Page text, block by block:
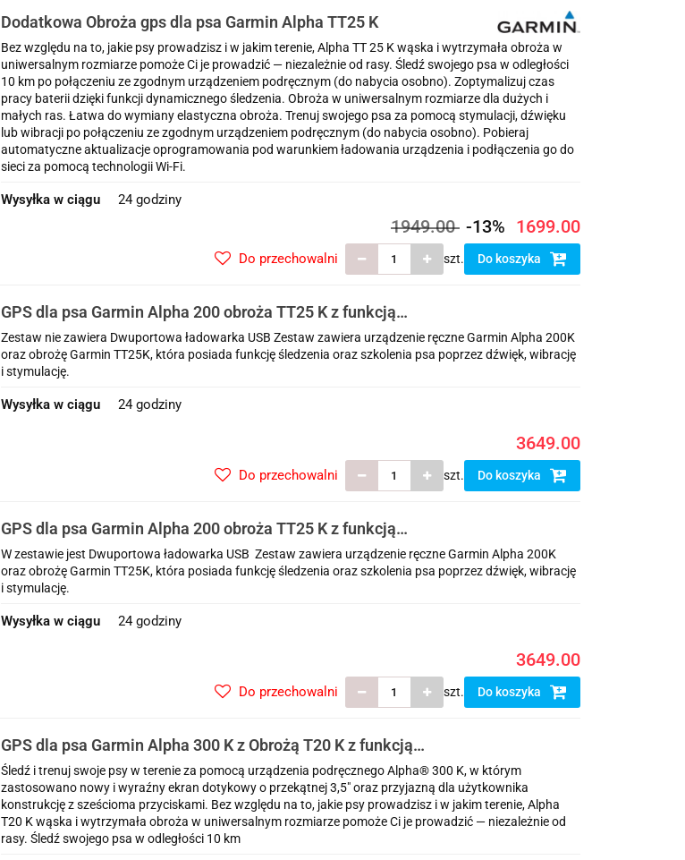
Dodatkowa Obroża gps dla psa Garmin Alpha TT25 K
Bez względu na to, jakie psy prowadzisz i w jakim terenie, Alpha TT 25 K wąska i wytrzymała obroża w
uniwersalnym rozmiarze pomoże Ci je prowadzić — niezależnie od rasy. Śledź swojego psa w odległości
10 km po połączeniu ze zgodnym urządzeniem podręcznym (do nabycia osobno). Zoptymalizuj czas
pracy baterii dzięki funkcji dynamicznego śledzenia. Obroża w uniwersalnym rozmiarze dla dużych i
małych ras. Łatwa do wymiany elastyczna obroża. Trenuj swojego psa za pomocą stymulacji, dźwięku
lub wibracji po połączeniu ze zgodnym urządzeniem podręcznym (do nabycia osobno). Pobieraj
automatyczne aktualizacje oprogramowania pod warunkiem ładowania urządzenia i podłączenia go do
sieci za pomocą technologii Wi-Fi.
Wysyłka w ciągu 24 godziny
1949.00 -13% 1699.00
szt. Do koszyka
Do przechowalni
GPS dla psa Garmin Alpha 200 obroża TT25 K z funkcją
śledzenia i szkolenia psa
Zestaw nie zawiera Dwuportowa ładowarka USB Zestaw zawiera urządzenie ręczne Garmin Alpha 200K
oraz obrożę Garmin TT25K, która posiada funkcję śledzenia oraz szkolenia psa poprzez dźwięk, wibrację
i stymulację.
Wysyłka w ciągu 24 godziny
3649.00
szt. Do koszyka
Do przechowalni
GPS dla psa Garmin Alpha 200 obroża TT25 K z funkcją
śledzenia i szkolenia psa
W zestawie jest Dwuportowa ładowarka USB Zestaw zawiera urządzenie ręczne Garmin Alpha 200K
oraz obrożę Garmin TT25K, która posiada funkcję śledzenia oraz szkolenia psa poprzez dźwięk, wibrację
i stymulację.
Wysyłka w ciągu 24 godziny
3649.00
szt. Do koszyka
Do przechowalni
GPS dla psa Garmin Alpha 300 K z Obrożą T20 K z funkcją
śledzenia psa
Śledź i trenuj swoje psy w terenie za pomocą urządzenia podręcznego Alpha® 300 K, w którym
zastosowano nowy i wyraźny ekran dotykowy o przekątnej 3,5″ oraz przyjazną dla użytkownika
konstrukcję z sześcioma przyciskami. Bez względu na to, jakie psy prowadzisz i w jakim terenie, Alpha
T20 K wąska i wytrzymała obroża w uniwersalnym rozmiarze pomoże Ci je prowadzić — niezależnie od
rasy. Śledź swojego psa w odległości 10 km